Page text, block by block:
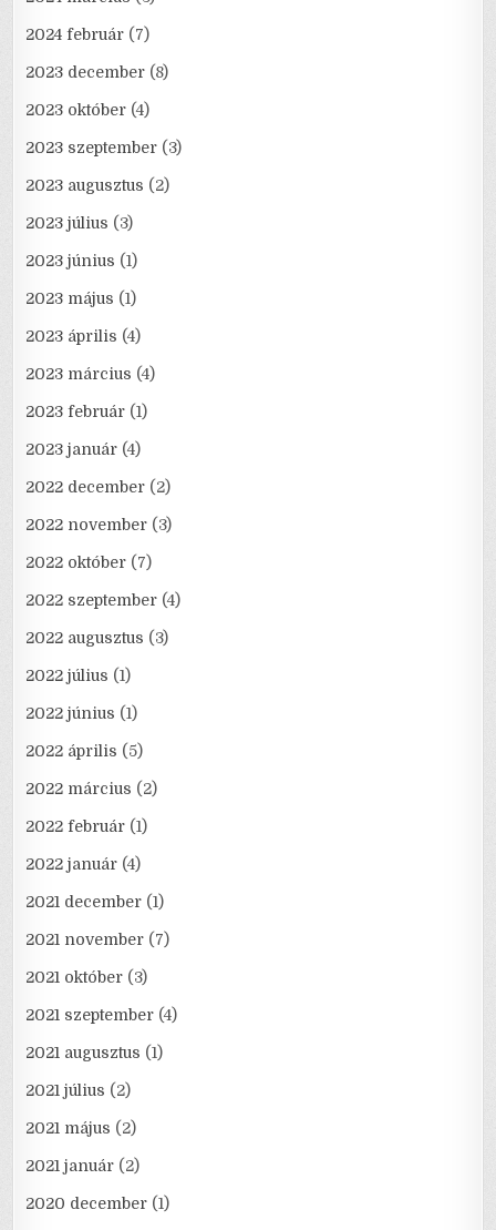
2024 február (7)
2023 december (8)
2023 október (4)
2023 szeptember (3)
2023 augusztus (2)
2023 július (3)
2023 június (1)
2023 május (1)
2023 április (4)
2023 március (4)
2023 február (1)
2023 január (4)
2022 december (2)
2022 november (3)
2022 október (7)
2022 szeptember (4)
2022 augusztus (3)
2022 július (1)
2022 június (1)
2022 április (5)
2022 március (2)
2022 február (1)
2022 január (4)
2021 december (1)
2021 november (7)
2021 október (3)
2021 szeptember (4)
2021 augusztus (1)
2021 július (2)
2021 május (2)
2021 január (2)
2020 december (1)